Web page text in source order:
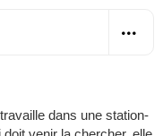
dans une station-